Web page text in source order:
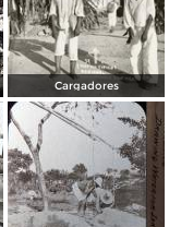
Cargadores